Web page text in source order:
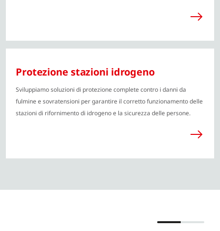
Protezione stazioni idrogeno
Sviluppiamo soluzioni di protezione complete contro i danni da
fulmine e sovratensioni per garantire il corretto funzionamento delle
stazioni di rifornimento di idrogeno e la sicurezza delle persone.